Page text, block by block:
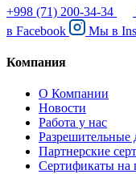
+998 (71) 200-34-34
в Facebook Мы в
Компания
О Компании
Новости
Работа у нас
Разрешительные
Партнерские
Сертификаты на